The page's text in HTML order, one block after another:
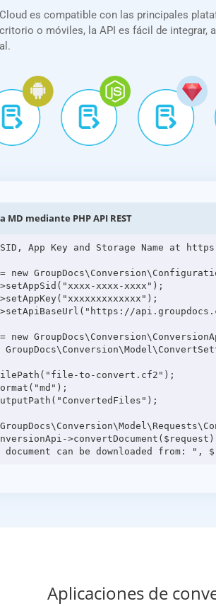
es compatible con las principales
o móviles, la API es fácil de
MD mediante PHP API REST
App Key and Storage Name at
new
xxxx-xxxx");
new
to-convert.cf2");
Aplicaciones de